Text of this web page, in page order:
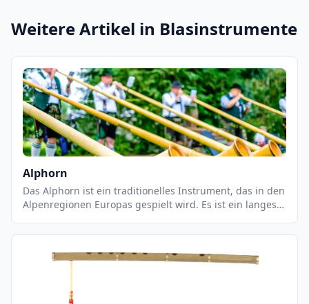
Weitere Artikel in Blasinstrumente
Alphorn
Das Alphorn ist ein traditionelles Instrument, das in den
Alpenregionen Europas gespielt wird. Es ist ein langes,
geschnitzt wird. Es hat eine Länge von bis zu 3 Metern
wird mit einem Blasebalg geblasen und erzeugt einen